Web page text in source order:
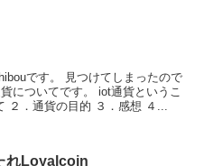
てしまったので
についてです。 iot通貨というこ
とですよ 目次 １．Atonomiについて ２．通貨の目的 ３．感想 ４...
れLoyalcoin